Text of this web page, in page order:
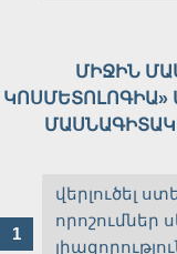
ՄԻՋԻՆ
վերլուծել